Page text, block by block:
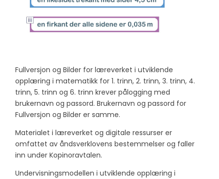
Fullversjon og Bilder for læreverket i utviklende
opplæring i matematikk for 1. trinn, 2. trinn, 3. trinn, 4.
trinn, 5. trinn og 6. trinn krever pålogging med
brukernavn og passord. Brukernavn og passord for
Fullversjon og Bilder er samme.
Materialet i læreverket og digitale ressurser er
omfattet av åndsverklovens bestemmelser og faller
inn under Kopinoravtalen.
Undervisningsmodellen i utviklende opplæring i